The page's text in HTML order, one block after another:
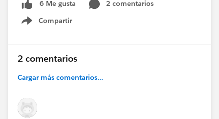
💡 インシデント情報の確認
6 Me gusta
2 comentarios
Compartir
Show menu
2 comentarios
Cargar más comentarios...